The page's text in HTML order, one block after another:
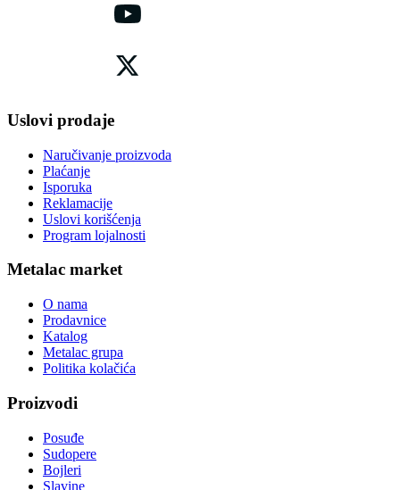
Uslovi prodaje
Naručivanje proizvoda
Plaćanje
Isporuka
Reklamacije
Uslovi korišćenja
Program lojalnosti
Metalac market
O nama
Prodavnice
Katalog
Metalac grupa
Politika kolačića
Proizvodi
Posuđe
Sudopere
Bojleri
Slavine